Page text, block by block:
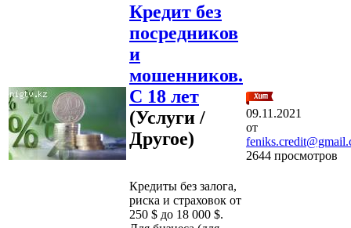
Кредит без
посредников
и
мошенников.
С 18 лет
(Услуги /
Другое)
Кредиты без залога,
риска и страховок от
250 $ до 18 000 $.
09.11.2021
от
2644 просмотров